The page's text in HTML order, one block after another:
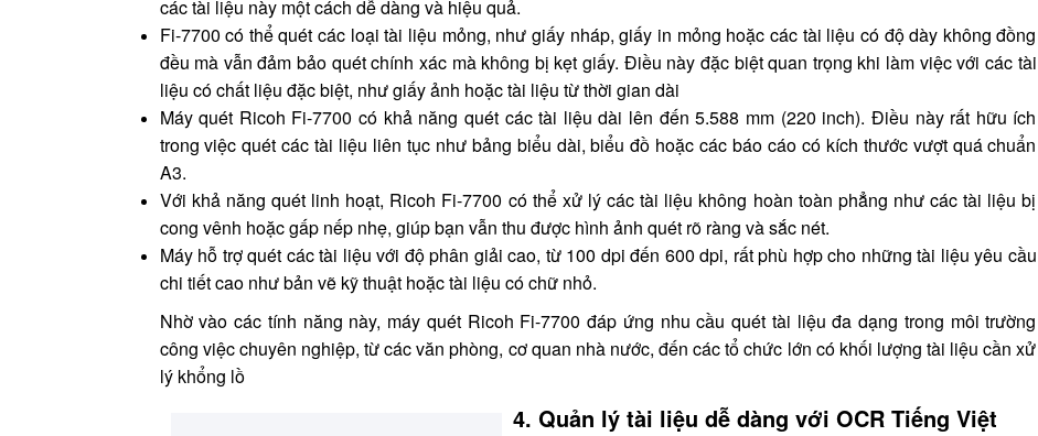
các tài liệu này một cách dễ dàng và hiệu quả.
Fi-7700 có thể quét các loại tài liệu mỏng, như giấy nháp, giấy in mỏng hoặc các tài liệu có độ dày không đồng
đều mà vẫn đảm bảo quét chính xác mà không bị kẹt giấy. Điều này đặc biệt quan trọng khi làm việc với các tài
liệu có chất liệu đặc biệt, như giấy ảnh hoặc tài liệu từ thời gian dài
Máy quét Ricoh Fi-7700 có khả năng quét các tài liệu dài lên đến 5.588 mm (220 inch). Điều này rất hữu ích
trong việc quét các tài liệu liên tục như bảng biểu dài, biểu đồ hoặc các báo cáo có kích thước vượt quá chuẩn
A3.
Với khả năng quét linh hoạt, Ricoh Fi-7700 có thể xử lý các tài liệu không hoàn toàn phẳng như các tài liệu bị
cong vênh hoặc gấp nếp nhẹ, giúp bạn vẫn thu được hình ảnh quét rõ ràng và sắc nét.
Máy hỗ trợ quét các tài liệu với độ phân giải cao, từ 100 dpi đến 600 dpi, rất phù hợp cho những tài liệu yêu cầu
chi tiết cao như bản vẽ kỹ thuật hoặc tài liệu có chữ nhỏ.
Nhờ vào các tính năng này, máy quét Ricoh Fi-7700 đáp ứng nhu cầu quét tài liệu đa dạng trong môi trường
công việc chuyên nghiệp, từ các văn phòng, cơ quan nhà nước, đến các tổ chức lớn có khối lượng tài liệu cần xử
lý khổng lồ
4. Quản lý tài liệu dễ dàng với OCR Tiếng Việt